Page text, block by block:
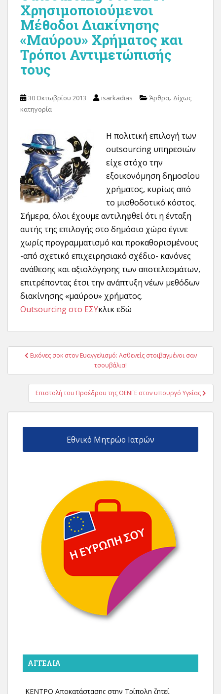
Χρησιμοποιούμενοι
Μέθοδοι Διακίνησης
«Μαύρου» Χρήματος και
Τρόποι Αντιμετώπισής
τους
30 Οκτωβρίου 2013 isarkadias Άρθρα, Δίχως
κατηγορία
Η πολιτική επιλογή των
outsourcing υπηρεσιών
είχε στόχο την
εξοικονόμηση δημοσίου
χρήματος, κυρίως από
το μισθοδοτικό κόστος.
Σήμερα, όλοι έχουμε αντιληφθεί ότι η ένταξη
αυτής της επιλογής στο δημόσιο χώρο έγινε
χωρίς προγραμματισμό και προκαθορισμένους
-από σχετικό επιχειρησιακό σχέδιο- κανόνες
ανάθεσης και αξιολόγησης των αποτελεσμάτων,
επιτρέποντας έτσι την ανάπτυξη νέων μεθόδων
διακίνησης «μαύρου» χρήματος.
Outsourcing στο ΕΣΥκλικ εδώ
Πλοήγηση
Εικόνες σοκ στον Ευαγγελισμό: Ασθενείς στοιβαγμένοι σαν
τσουβάλια!
Επιστολή του Προέδρου της ΟΕΝΓΕ στον υπουργό Υγείας
Εθνικό Μητρώο Ιατρών
ΑΓΓΕΛΊΑ
ΚΕΝΤΡΟ Αποκατάστασης στην Τρίπολη ζητεί